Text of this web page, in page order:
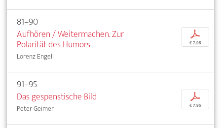
81–90
Aufhören / Weitermachen. Zur
Polarität des Humors
Lorenz Engell
p
€ 7,95
91–95
Das gespenstische Bild
Peter Geimer
p
€ 7,95